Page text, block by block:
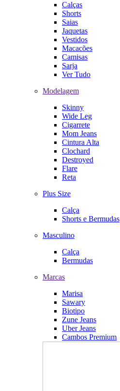
Calças
Shorts
Saias
Jaquetas
Vestidos
Macacões
Camisas
Sarja
Ver Tudo
Modelagem
Skinny
Wide Leg
Cigarrete
Mom Jeans
Cintura Alta
Clochard
Destroyed
Flare
Reta
Plus Size
Calça
Shorts e Bermudas
Masculino
Calça
Bermudas
Marcas
Marisa
Sawary
Biotipo
Zune Jeans
Uber Jeans
Cambos Premium